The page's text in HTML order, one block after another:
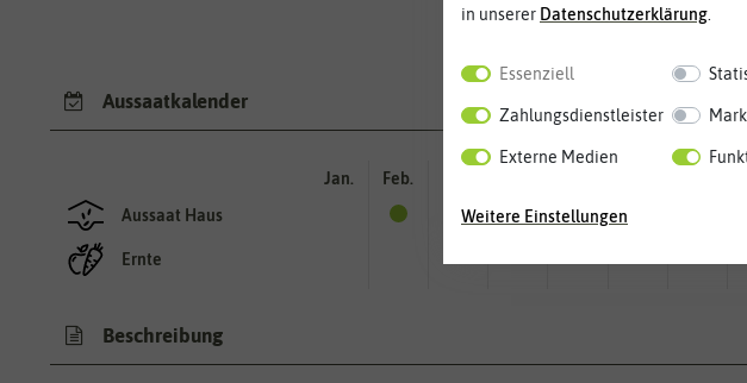
Aussaatkalender
Aussaat Haus
Ernte
Jan. Feb.
Beschreibung
in unserer Daten­schutz­erklärung
Essenziell
Zahlungsdienstleister
Externe Medien
Weitere Einstellungen